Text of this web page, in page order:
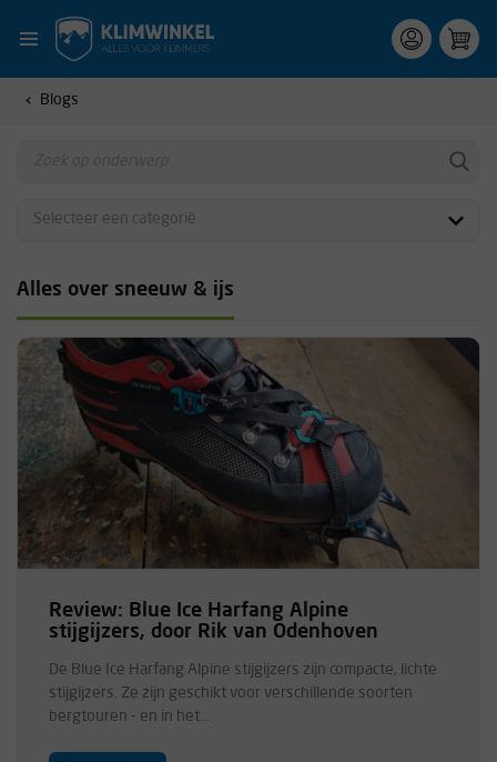
Blogs
Alles over sneeuw & ijs
Review: Blue Ice Harfang Alpine
stijgijzers, door Rik van Odenhoven
De Blue Ice Harfang Alpine stijgijzers zijn compacte, lichte
stijgijzers. Ze zijn geschikt voor verschillende soorten
bergtouren - en in het...